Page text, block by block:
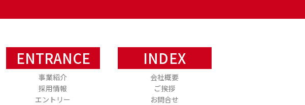
ENTRANCE
事業紹介
採用情報
エントリー
INDEX
会社概要
ご挨拶
お問合せ